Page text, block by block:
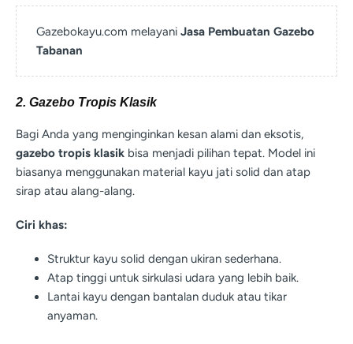
Gazebokayu.com melayani Jasa Pembuatan Gazebo
Tabanan
2. Gazebo Tropis Klasik
Bagi Anda yang menginginkan kesan alami dan eksotis,
gazebo tropis klasik bisa menjadi pilihan tepat. Model ini
biasanya menggunakan material kayu jati solid dan atap
sirap atau alang-alang.
Ciri khas:
Struktur kayu solid dengan ukiran sederhana.
Atap tinggi untuk sirkulasi udara yang lebih baik.
Lantai kayu dengan bantalan duduk atau tikar
anyaman.